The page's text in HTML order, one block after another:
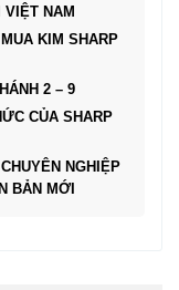
NAM
KIM SHARP
2 – 9
CỦA SHARP
NGHIỆP
BẢN MỚI